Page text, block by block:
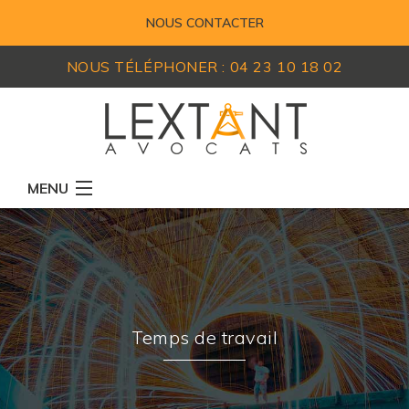
NOUS CONTACTER
NOUS TÉLÉPHONER : 04 23 10 18 02
MENU
RÉSEAU D'AVOCATS
MEMBRES
EXPERTISES
ACTUALITÉS
LEXIQUE
Temps de travail